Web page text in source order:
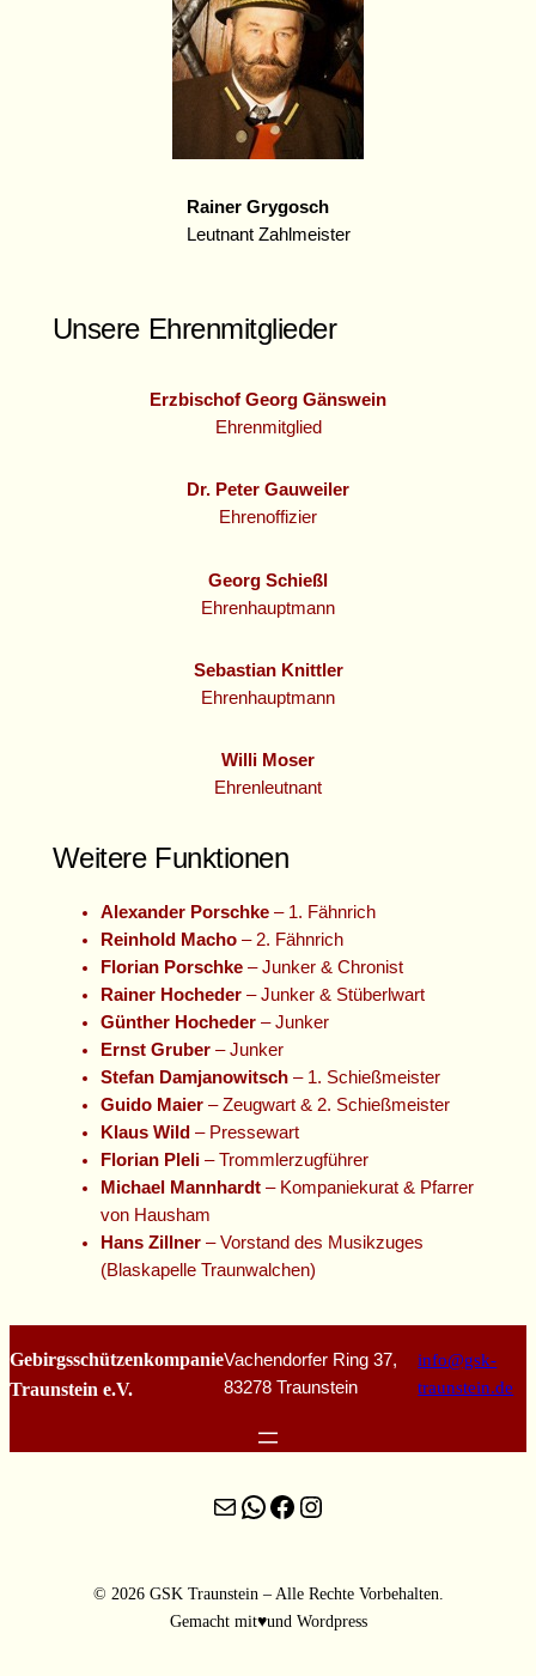
Rainer Grygosch
Leutnant Zahlmeister
Unsere Ehrenmitglieder
Erzbischof Georg Gänswein
Ehrenmitglied
Dr. Peter Gauweiler
Ehrenoffizier
Georg Schießl
Ehrenhauptmann
Sebastian Knittler
Ehrenhauptmann
Willi Moser
Ehrenleutnant
Weitere Funktionen
Alexander Porschke– 1. Fähnrich
Reinhold Macho– 2. Fähnrich
Florian Porschke – Junker & Chronist
Rainer Hocheder– Junker & Stüberlwart
Günther Hocheder– Junker
Ernst Gruber– Junker
Stefan Damjanowitsch– 1. Schießmeister
Guido Maier– Zeugwart & 2. Schießmeister
Klaus Wild – Pressewart
Florian Pleli– Trommlerzugführer
Michael Mannhardt– Kompaniekurat & Pfarrer
von Hausham
Hans Zillner– Vorstand des Musikzuges
(Blaskapelle Traunwalchen)
Gebirgsschützenkompanie
Traunstein e.V.
Vachendorfer Ring 37,
83278 Traunstein
info@gsk-
traunstein.de
E-MailWhatsApp
Facebook
Instagram
© 2026 GSK Traunstein – Alle Rechte Vorbehalten.
Gemacht mit♥️und Wordpress